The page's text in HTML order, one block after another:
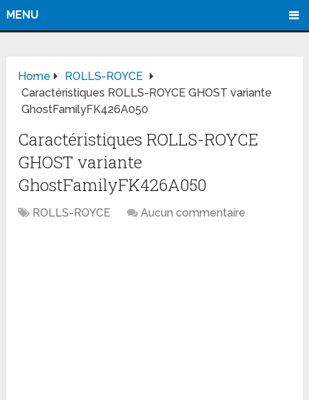
MENU
Home
ROLLS-ROYCE
Caractéristiques ROLLS-ROYCE GHOST variante
GhostFamilyFK426A050
Caractéristiques ROLLS-ROYCE
GHOST variante
GhostFamilyFK426A050
ROLLS-ROYCE Aucun commentaire